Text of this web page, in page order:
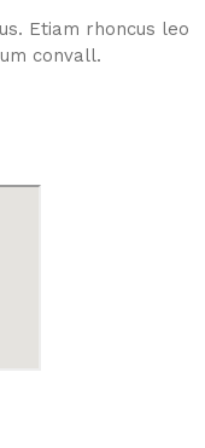
Etiam rhoncus leo
convall.